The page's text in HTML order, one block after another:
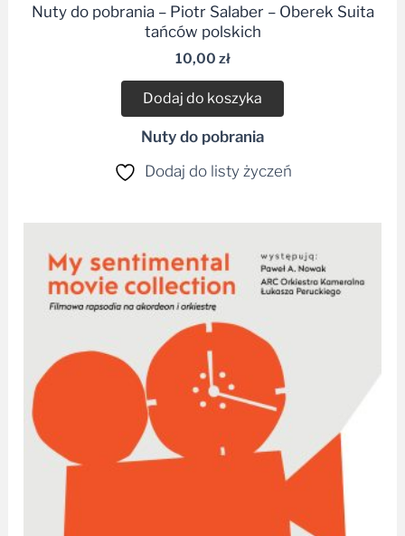
Nuty do pobrania – Piotr Salaber – Oberek Suita
tańców polskich
10,00 zł
Dodaj do koszyka
Nuty do pobrania
Dodaj do listy życzeń
od
34,99 zł
do